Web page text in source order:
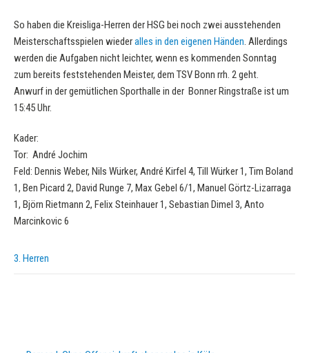
So haben die Kreisliga-Herren der HSG bei noch zwei ausstehenden
Meisterschaftsspielen wiederalles in den eigenen Händen. Allerdings
werden die Aufgaben nicht leichter, wenn es kommenden Sonntag
zum bereits feststehenden Meister, dem TSV Bonn rrh. 2 geht.
Anwurf in der gemütlichen Sporthalle in der Bonner Ringstraße ist um
15:45 Uhr.
Kader:
Tor: André Jochim
Feld: Dennis Weber, Nils Würker, André Kirfel 4, Till Würker 1, Tim Boland
1, Ben Picard 2, David Runge 7, Max Gebel 6/1, Manuel Görtz-Lizarraga
1, Björn Rietmann 2, Felix Steinhauer 1, Sebastian Dimel 3, Anto
Marcinkovic 6
3. Herren
Post